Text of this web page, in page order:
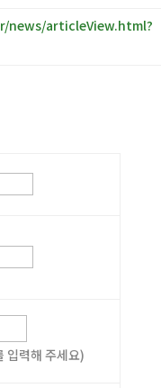
articleView.html?
입력해 주세요)